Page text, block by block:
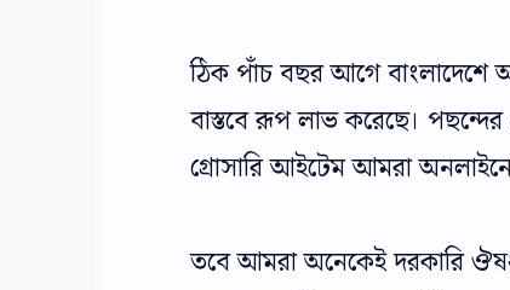
ঠিক পাঁচ বছর আগে বাংলাদেশে
বাস্তবে রূপ লাভ করেছে।
গ্রোসারি আইটেম আমরা অনলাইনে
তবে আমরা অনেকেই দরকারি